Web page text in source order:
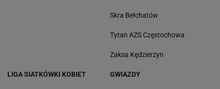
Skra Bełchatów
Tytan AZS Częstochowa
Zaksa Kędzierzyn
LIGA SIATKÓWKI KOBIET GWIAZDY